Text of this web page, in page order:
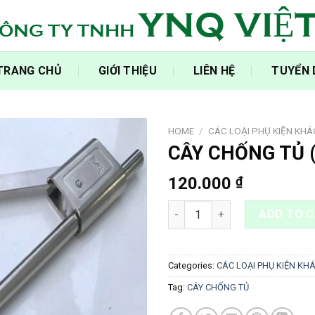
TY TNHH YNQ
CHỦ‍ GIỚI THIỆU LIÊN HỆ TUYỂN
HOME / CÁC LOẠI PHỤ KIỆN
CÂY CHỐNG
120.000 ₫
CÂY CHỐNG TỦ (230MM)
ADD TO
Categories: CÁC LOẠI PHỤ KIỆN
Tag: CÂY CHỐNG TỦ